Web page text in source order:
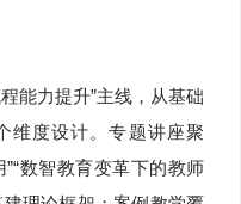
能力提升”主线，从基础
维度设计。专题讲座聚
数智教育变革下的教师